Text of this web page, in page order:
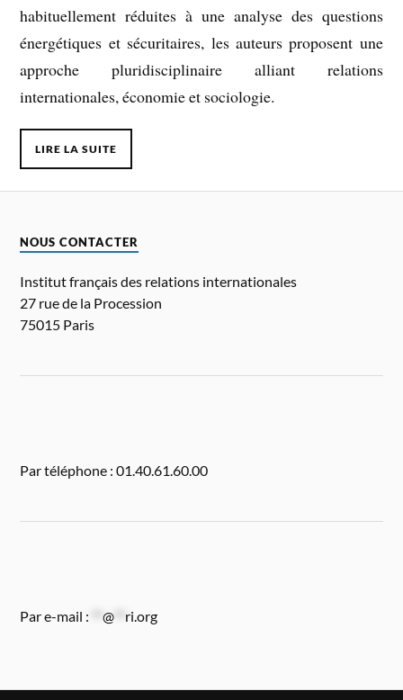
habituellement réduites à une analyse des questions
énergétiques et sécuritaires, les auteurs proposent une
approche pluridisciplinaire alliant relations
internationales, économie et sociologie.
LIRE LA SUITE
NOUS CONTACTER
Institut français des relations internationales
27 rue de la Procession
75015 Paris
Par téléphone : 01.40.61.60.00
Par e-mail : **@ ri.org